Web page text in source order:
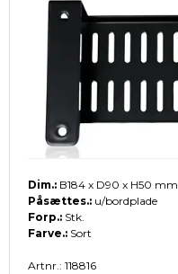
Dim.: B184 x D90 x H50 mm
Påsættes.: u/bordplade
Forp.: Stk.
Farve.: Sort
Artnr.: 118816